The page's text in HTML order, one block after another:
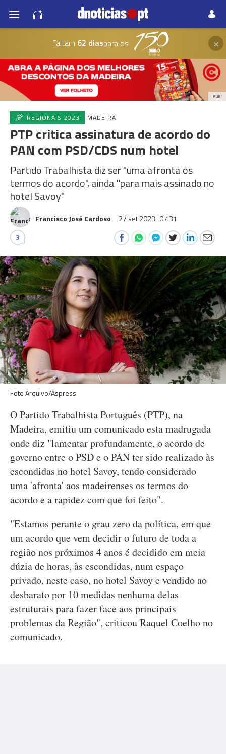
Faltam 62 diaspara os ×
PUB
REGIONAIS 2023 MADEIRA
PTP critica assinatura de acordo do
PAN com PSD/CDS num hotel
Partido Trabalhista diz ser "uma afronta os
termos do acordo", ainda "para mais assinado no
hotel Savoy"
Francisco José Cardoso 27 set 2023 07:31
3
Foto Arquivo/Aspress
O Partido Trabalhista Português (PTP), na
Madeira, emitiu um comunicado esta madrugada
onde diz "lamentar profundamente, o acordo de
governo entre o PSD e o PAN ter sido realizado às
escondidas no hotel Savoy, tendo considerado
uma 'afronta' aos madeirenses os termos do
acordo e a rapidez com que foi feito".
"Estamos perante o grau zero da política, em que
um acordo que vem decidir o futuro de toda a
região nos próximos 4 anos é decidido em meia
dúzia de horas, às escondidas, num espaço
privado, neste caso, no hotel Savoy e vendido ao
desbarato por 10 medidas nenhuma delas
estruturais para fazer face aos principais
problemas da Região", criticou Raquel Coelho no
comunicado.